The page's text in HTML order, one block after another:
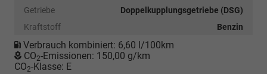
Getriebe
Doppelkupplungsgetriebe (DSG)
Kraftstoff
Benzin
Verbrauch kombiniert: 6,60 l/100km
CO2-Emissionen: 150,00 g/km
CO2-Klasse: E